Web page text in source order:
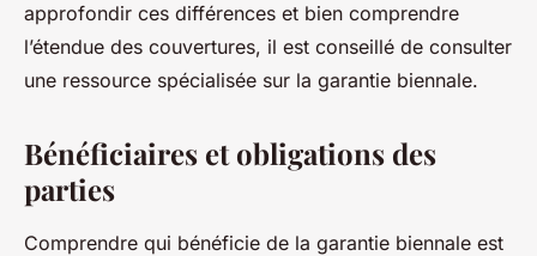
approfondir ces différences et bien comprendre
l’étendue des couvertures, il est conseillé de consulter
une ressource spécialisée sur la garantie biennale.
Bénéficiaires et obligations des
parties
Comprendre qui bénéficie de la garantie biennale est